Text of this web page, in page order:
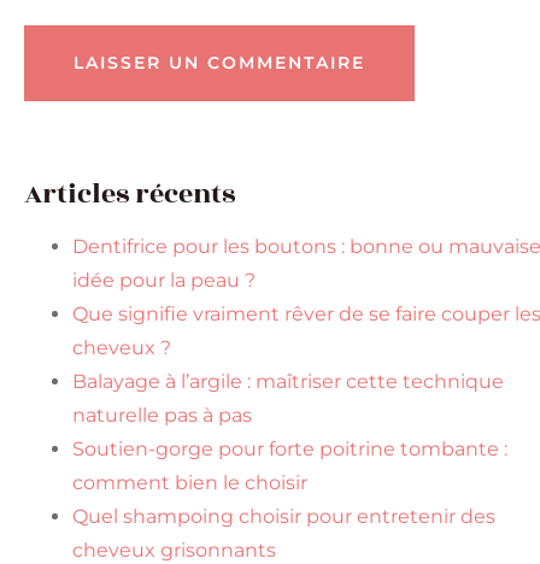
Articles récents
Dentifrice pour les boutons : bonne ou mauvaise
idée pour la peau ?
Que signifie vraiment rêver de se faire couper les
cheveux ?
Balayage à l’argile : maîtriser cette technique
naturelle pas à pas
Soutien-gorge pour forte poitrine tombante :
comment bien le choisir
Quel shampoing choisir pour entretenir des
cheveux grisonnants